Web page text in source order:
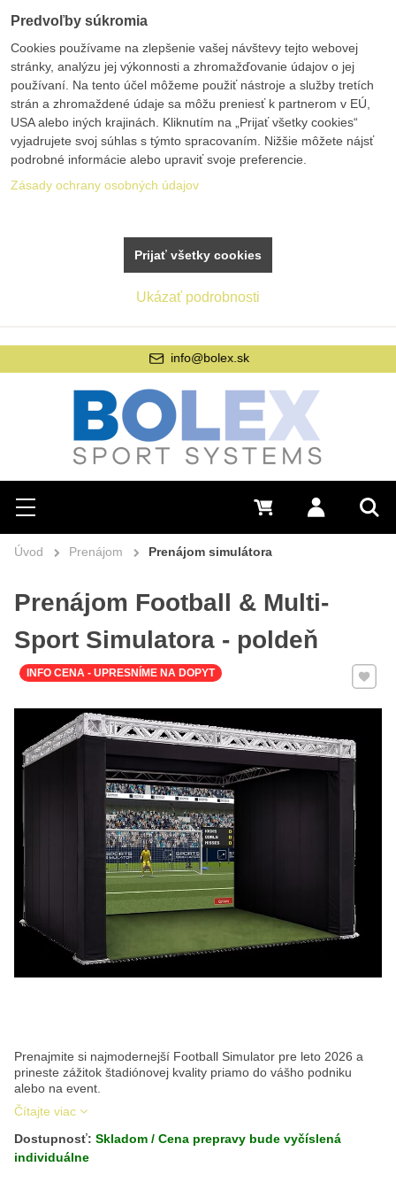
Hľadať
Menu Prihlásiť sa
0 €
info@bolex.sk
Úvod Prenájom Prenájom simulátora
Prenájom Football & Multi-
Sport Simulatora - poldeň
Prenajmite si najmodernejší Football Simulator pre leto 2026 a
prineste zážitok štadiónovej kvality priamo do vášho podniku
alebo na event.
Čítajte viac
Pridať
INFO CENA - UPRESNÍME NA DOPYT
Dostupnosť: Skladom / Cena prepravy bude vyčíslená
individuálne
Predvoľby súkromia
Cookies používame na zlepšenie vašej návštevy tejto webovej
stránky, analýzu jej výkonnosti a zhromažďovanie údajov o jej
používaní. Na tento účel môžeme použiť nástroje a služby tretích
strán a zhromaždené údaje sa môžu preniesť k partnerom v EÚ,
USA alebo iných krajinách. Kliknutím na „Prijať všetky cookies“
vyjadrujete svoj súhlas s týmto spracovaním. Nižšie môžete nájsť
podrobné informácie alebo upraviť svoje preferencie.
Zásady ochrany osobných údajov
Ukázať podrobnosti
Prijať všetky cookies